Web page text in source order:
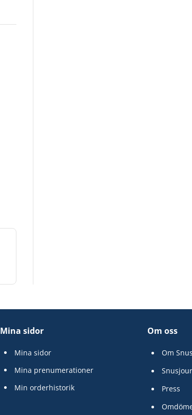
Mina sidor
Mina sidor
Mina prenumerationer
Min orderhistorik
Om oss
Om
Press